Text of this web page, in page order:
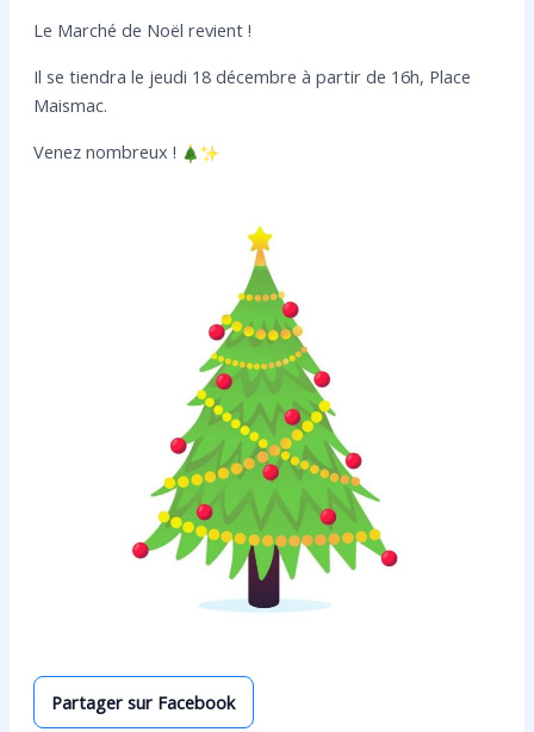
Le Marché de Noël revient !
Il se tiendra le jeudi 18 décembre à partir de 16h, Place
Maismac.
Venez nombreux !
Partager sur Facebook